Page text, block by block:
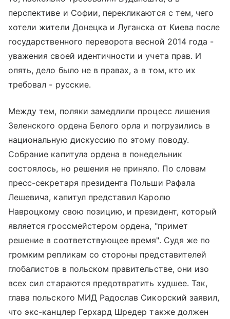
перспективе и Софии, перекликаются с тем, чего
хотели жители Донецка и Луганска от Киева после
государственного переворота весной 2014 года -
уважения своей идентичности и учета прав. И
опять, дело было не в правах, а в том, кто их
требовал - русские.
Между тем, поляки замедлили процесс лишения
Зеленского ордена Белого орла и погрузились в
национальную дискуссию по этому поводу.
Собрание капитула ордена в понедельник
состоялось, но решения не приняло. По словам
пресс-секретаря президента Польши Рафала
Лешевича, капитул представил Каролю
Навроцкому свою позицию, и президент, который
является гроссмейстером ордена, "примет
решение в соответствующее время". Судя же по
громким репликам со стороны представителей
глобалистов в польском правительстве, они изо
всех сил стараются предотвратить худшее. Так,
глава польского МИД Радослав Сикорский заявил,
что экс-канцлер Герхард Шредер также должен